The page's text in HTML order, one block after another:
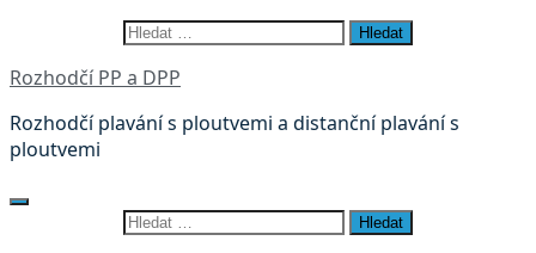
Rozhodčí PP a DPP
Rozhodčí plavání s ploutvemi a distanční plavání s
ploutvemi